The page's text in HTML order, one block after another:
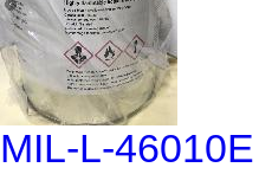
MIL-L-